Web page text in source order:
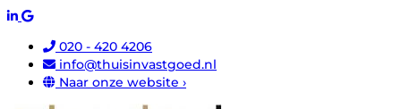
020 - 420 4206
info@thuisinvastgoed.nl
Naar onze website ›